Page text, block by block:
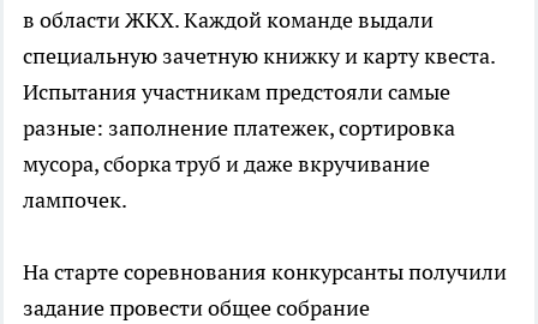
в области ЖКХ. Каждой команде выдали
специальную зачетную книжку и карту квеста.
Испытания участникам предстояли самые
разные: заполнение платежек, сортировка
мусора, сборка труб и даже вкручивание
лампочек.
На старте соревнования конкурсанты получили
задание провести общее собрание